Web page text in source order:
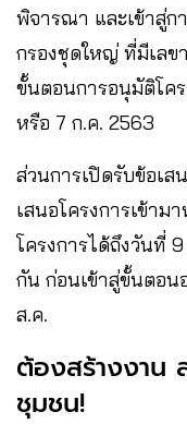
พิจารณา และเข้าสู่
กรองชุดใหญ่ ที่มีเลข
ขั้นตอนการอนุมัติโค
หรือ 7 ก.ค. 2563
ส่วนการเปิดรับข้อเ
เสนอโครงการเข้าม
โครงการได้ถึงวันที่
กัน ก่อนเข้าสู่ขั้นตอน
ส.ค.
ต้องสร้างงาน
ชุมชน!